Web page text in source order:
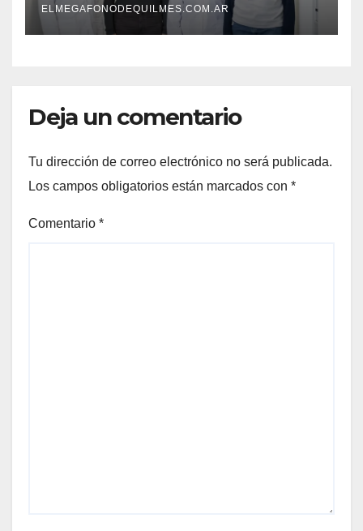
envejecimiento cerebral y las
demencias
ELMEGAFONODEQUILMES.COM.AR
Deja un comentario
Tu dirección de correo electrónico no será publicada.
Los campos obligatorios están marcados con *
Comentario *